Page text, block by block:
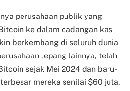
perusahaan publik yang
ke dalam cadangan kas
berkembang di seluruh dunia
Jepang lainnya, telah
sejak Mei 2024 dan baru-
mereka senilai $60 juta.